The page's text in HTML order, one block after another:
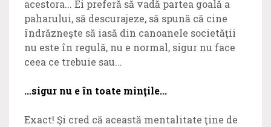
acestora... Ei preferă să vadă partea goală a
paharului, să descurajeze, să spună că cine
îndrăzneşte să iasă din canoanele societăţii
nu este în regulă, nu e normal, sigur nu face
ceea ce trebuie sau...
...sigur nu e în toate minţile...
Exact! Şi cred că această mentalitate ţine de